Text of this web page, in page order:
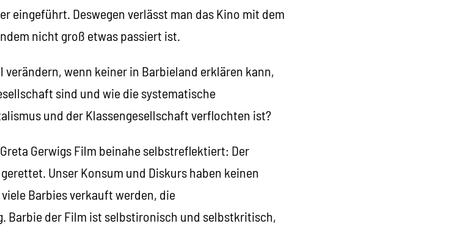
eingeführt. Deswegen verlässt man das Kino mit dem
nicht groß etwas passiert ist.
wenn keiner in Barbieland erklären kann,
sind und wie die systematische
und der Klassengesellschaft verflochten ist?
Gerwigs Film beinahe selbstreflektiert: Der
Unser Konsum und Diskurs haben keinen
Barbies verkauft werden, die
Barbie der Film ist selbstironisch und selbstkritisch,